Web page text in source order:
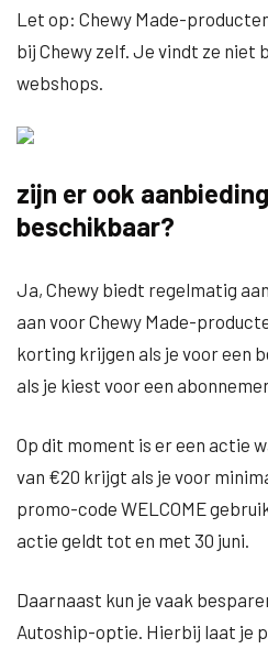
Let op: Chewy Made-
bij Chewy zelf. Je vindt ze niet
webshops.
zijn er ook
beschikbaar?
Ja, Chewy biedt regelmatig
aan voor Chewy Made-
korting krijgen als je voor een
als je kiest voor een
Op dit moment is er een actie
van €20 krijgt als je voor
promo-code WELCOME
actie geldt tot en met 30 juni.
Daarnaast kun je vaak
Autoship-optie. Hierbij laat je